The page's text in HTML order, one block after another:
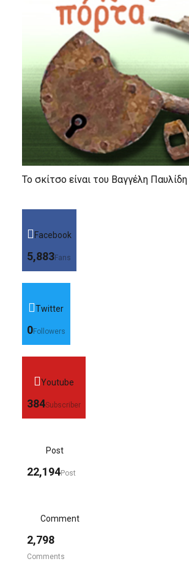
Το σκίτσο είναι του Βαγγέλη Παυλίδη
Facebook
5,883Fans
Twitter
0Followers
Youtube
384Subscriber
Post
22,194Post
Comment
2,798
Comments